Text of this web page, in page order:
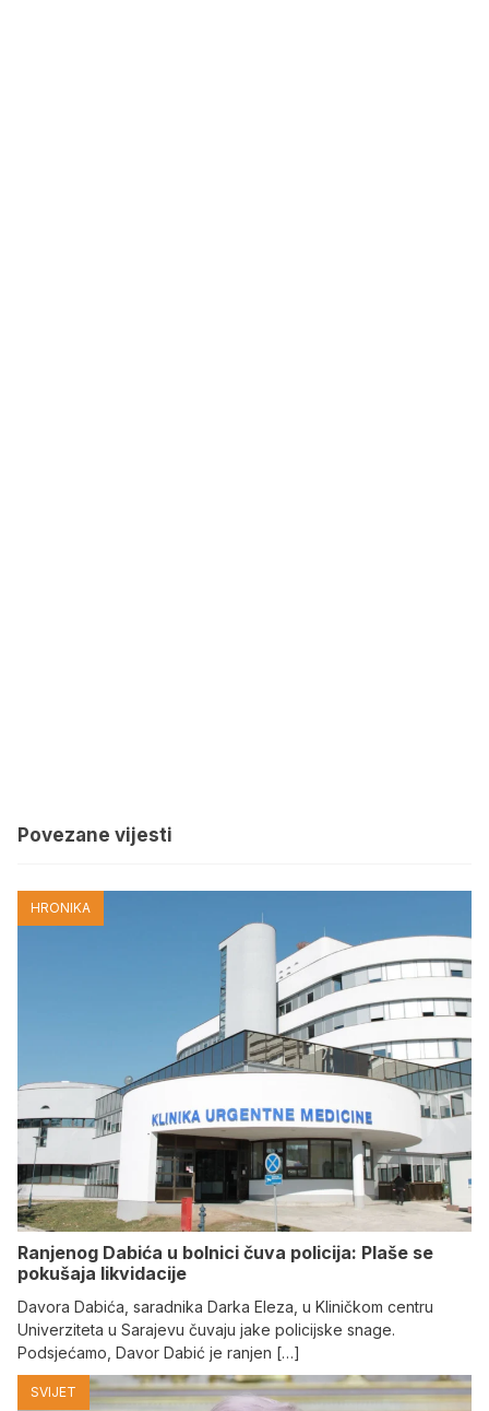
Povezane vijesti
HRONIKA
Ranjenog Dabića u bolnici čuva policija: Plaše se
pokušaja likvidacije
Davora Dabića, saradnika Darka Eleza, u Kliničkom centru
Univerziteta u Sarajevu čuvaju jake policijske snage.
Podsjećamo, Davor Dabić je ranjen […]
SVIJET